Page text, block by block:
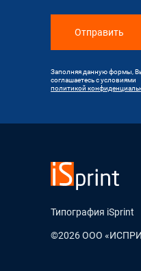
Отправить
Заполняя данную формы,
соглашаетесь с условиями
политикой
Типография iSprint
©2026 ООО